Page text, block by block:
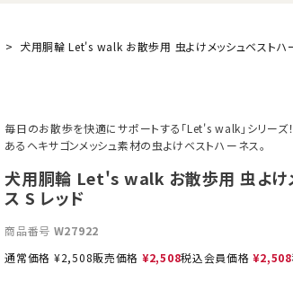
ケア用品 トイレタリ
服・ウェア
パーツ
ー・消臭剤 猫砂
首輪・ハーネス
特集 ペティオ公
について お支払い方
犬用胴輪 Let's walk お散歩用 虫よけメッシュベストハ
毎日のお散歩を快適にサポートする「Let's walk」シリーズ
あるヘキサゴンメッシュ素材の虫よけベストハーネス。
犬用胴輪 Let's walk お散歩用 虫よけ
ス S レッド
商品番号 W27922
通常価格 ¥2,508販売価格 ¥2,508税込会員価格 ¥2,508